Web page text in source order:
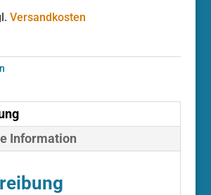
Versandkosten
Information